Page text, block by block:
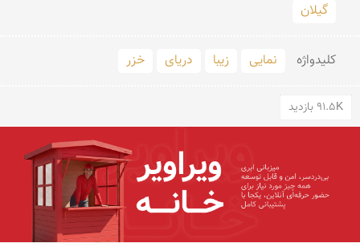
گیلان
کلید‌واژه نمایی زیبا دریای خزر
91.5K بازدید